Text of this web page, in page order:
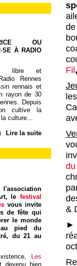
OU
À RADIO
libre et
Rennes
rennais et
rayon de 30
Depuis
cultive la
culture...
Lire la suite
le festival
vous invite
de fête qui
le monde
au pied du
du 21 au
Les
devenu bien
Fil
&
►